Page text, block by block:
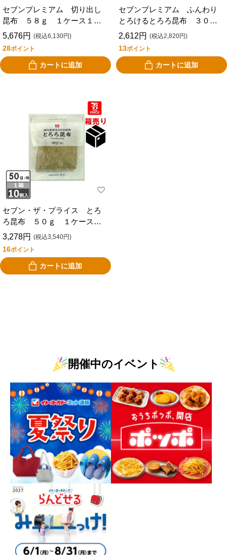
セブンプレミアム 切り出し
昆布 ５８ｇ １ケース１０
個入り
5,676円 (税込6,130円)
28ポイント
カートに追加
セブンプレミアム ふんわり
とろけるとろろ昆布 ３０
ｇ １ケース１２個入り
2,612円 (税込2,820円)
13ポイント
カートに追加
セブン・ザ・プライス とろ
ろ昆布 ５０ｇ １ケース１
０個入り
3,278円 (税込3,540円)
16ポイント
カートに追加
開催中のイベント